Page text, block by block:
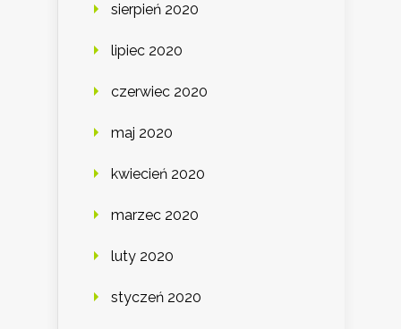
sierpień 2020
lipiec 2020
czerwiec 2020
maj 2020
kwiecień 2020
marzec 2020
luty 2020
styczeń 2020